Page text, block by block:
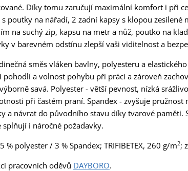
Díky tomu zaručují maximální komfort i při
poutky na nářadí, 2 zadní kapsy s klopou zesílené
na suchý zip, kapsu na metr a nůž, poutko na
v barevném odstínu zlepší vaši viditelnost a
směs vláken bavlny, polyesteru a
a volnost pohybu při práci a zároveň
savá. Polyester - větší pevnost, nízká
při častém praní. Spandex - zvyšuje
a návrat do původního stavu díky tvarové paměti.
i náročné požadavky.
% polyester / 3 % Spandex; TRIFIBETEX, 260 g/m2;
pracovních oděvů DAYBORO.